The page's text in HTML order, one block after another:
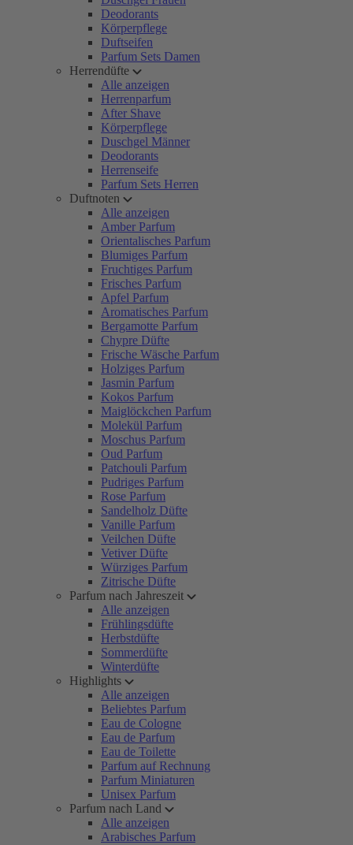
Deodorants
Körperpflege
Duftseifen
Parfum Sets Damen
Herrendüfte
Alle anzeigen
Herrenparfum
After Shave
Körperpflege
Duschgel Männer
Deodorants
Herrenseife
Parfum Sets Herren
Duftnoten
Alle anzeigen
Amber Parfum
Orientalisches Parfum
Blumiges Parfum
Fruchtiges Parfum
Frisches Parfum
Apfel Parfum
Aromatisches Parfum
Bergamotte Parfum
Chypre Düfte
Frische Wäsche Parfum
Holziges Parfum
Jasmin Parfum
Kokos Parfum
Maiglöckchen Parfum
Molekül Parfum
Moschus Parfum
Oud Parfum
Patchouli Parfum
Pudriges Parfum
Rose Parfum
Sandelholz Düfte
Vanille Parfum
Veilchen Düfte
Vetiver Düfte
Würziges Parfum
Zitrische Düfte
Parfum nach Jahreszeit
Alle anzeigen
Frühlingsdüfte
Herbstdüfte
Sommerdüfte
Winterdüfte
Highlights
Alle anzeigen
Beliebtes Parfum
Eau de Cologne
Eau de Parfum
Eau de Toilette
Parfum auf Rechnung
Parfum Miniaturen
Unisex Parfum
Parfum nach Land
Alle anzeigen
Arabisches Parfum